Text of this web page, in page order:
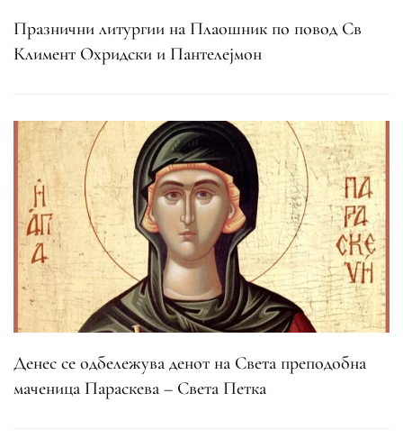
Празнични литургии на Плаошник по повод Св
Климент Охридски и Пантелејмон
Денес се одбележува денот на Света преподобна
маченица Параскева – Света Петка